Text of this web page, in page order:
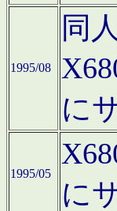
1995/08
同
に
1995/05
に